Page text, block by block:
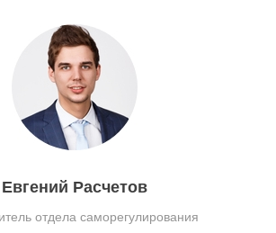
Евгений Расчетов
отдела саморегулирования